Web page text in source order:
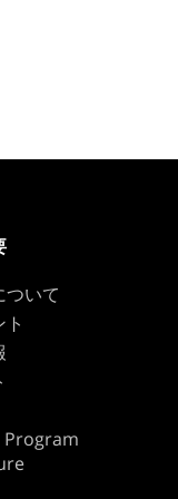
ついて